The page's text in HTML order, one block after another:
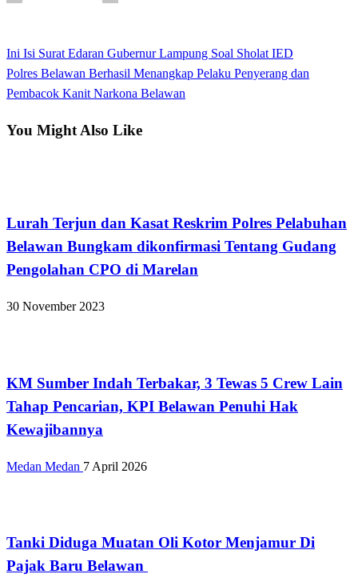
Navigasi
pos
Previous
Post
Ini Isi Surat Edaran Gubernur Lampung Soal Sholat IED
Next
Post
Polres Belawan Berhasil Menangkap Pelaku Penyerang dan
Pembacok Kanit Narkona Belawan
You Might Also Like
Lurah Terjun dan Kasat Reskrim Polres Pelabuhan
Belawan Bungkam dikonfirmasi Tentang Gudang
Pengolahan CPO di Marelan
30 November 2023
KM Sumber Indah Terbakar, 3 Tewas 5 Crew Lain
Tahap Pencarian, KPI Belawan Penuhi Hak
Kewajibannya
Medan Medan 7 April 2026
Tanki Diduga Muatan Oli Kotor Menjamur Di
Pajak Baru Belawan